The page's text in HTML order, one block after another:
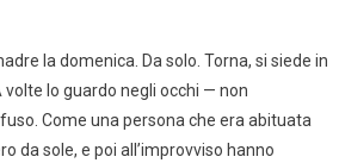
la domenica. Da solo. Torna, si siede in
volte lo guardo negli occhi — non
Come una persona che era abituata
da sole, e poi all’improvviso hanno